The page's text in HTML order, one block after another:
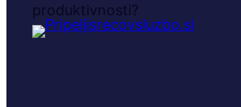
produktivnosti?